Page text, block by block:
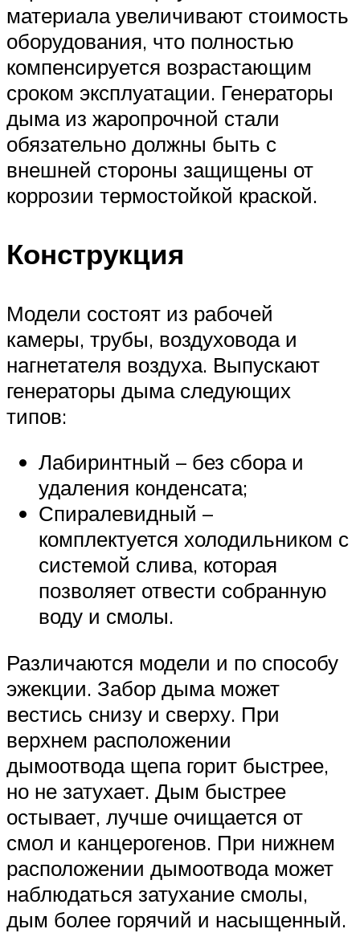
материала увеличивают стоимость
оборудования, что полностью
компенсируется возрастающим
сроком эксплуатации. Генераторы
дыма из жаропрочной стали
обязательно должны быть с
внешней стороны защищены от
коррозии термостойкой краской.
Конструкция
Модели состоят из рабочей
камеры, трубы, воздуховода и
нагнетателя воздуха. Выпускают
генераторы дыма следующих
типов:
Лабиринтный – без сбора и
удаления конденсата;
Спиралевидный –
комплектуется холодильником с
системой слива, которая
позволяет отвести собранную
воду и смолы.
Различаются модели и по способу
эжекции. Забор дыма может
вестись снизу и сверху. При
верхнем расположении
дымоотвода щепа горит быстрее,
но не затухает. Дым быстрее
остывает, лучше очищается от
смол и канцерогенов. При нижнем
расположении дымоотвода может
наблюдаться затухание смолы,
дым более горячий и насыщенный.